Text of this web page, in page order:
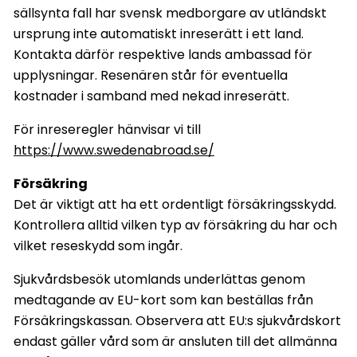
sällsynta fall har svensk medborgare av utländskt
ursprung inte automatiskt inreserätt i ett land.
Kontakta därför respektive lands ambassad för
upplysningar. Resenären står för eventuella
kostnader i samband med nekad inreserätt.
För inreseregler hänvisar vi till
https://www.swedenabroad.se/
Försäkring
Det är viktigt att ha ett ordentligt försäkringsskydd.
Kontrollera alltid vilken typ av försäkring du har och
vilket reseskydd som ingår.
Sjukvårdsbesök utomlands underlättas genom
medtagande av EU-kort som kan beställas från
Försäkringskassan. Observera att EU:s sjukvårdskort
endast gäller vård som är ansluten till det allmänna